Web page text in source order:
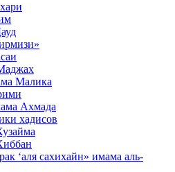
Малика
Ахмада
хадисов
‘аля сахихайн» имама аль-